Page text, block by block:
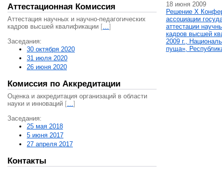
Аттестационная Комиссия
Аттестация научных и научно-педагогических
кадров высшей квалификации […]
Заседания:
30 октября 2020
31 июля 2020
26 июня 2020
Комиссия по Аккредитации
Оценка и аккредитация организаций в области
науки и инноваций […]
Заседания:
25 мая 2018
5 июня 2017
27 апреля 2017
Контакты
18 июня 2009
Решение X
ассоциации
аттестации
кадров высшей
2009 г.,
пуща»,